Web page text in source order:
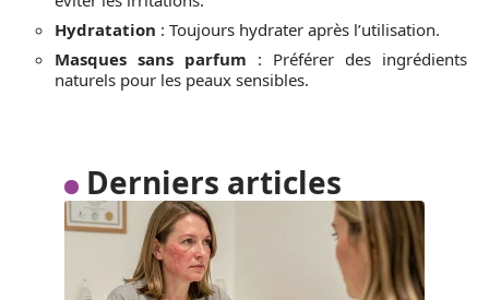
Hydratation : Toujours hydrater après l’utilisation.
Masques sans parfum : Préférer des ingrédients
naturels pour les peaux sensibles.
Derniers articles